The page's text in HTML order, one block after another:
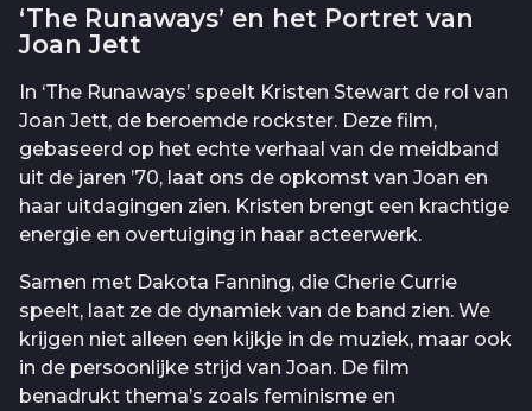
‘The Runaways’ en het Portret van
Joan Jett
In ‘The Runaways’ speelt Kristen Stewart de rol van
Joan Jett, de beroemde rockster. Deze film,
gebaseerd op het echte verhaal van de meidband
uit de jaren ’70, laat ons de opkomst van Joan en
haar uitdagingen zien. Kristen brengt een krachtige
energie en overtuiging in haar acteerwerk.
Samen met Dakota Fanning, die Cherie Currie
speelt, laat ze de dynamiek van de band zien. We
krijgen niet alleen een kijkje in de muziek, maar ook
in de persoonlijke strijd van Joan. De film
benadrukt thema’s zoals feminisme en